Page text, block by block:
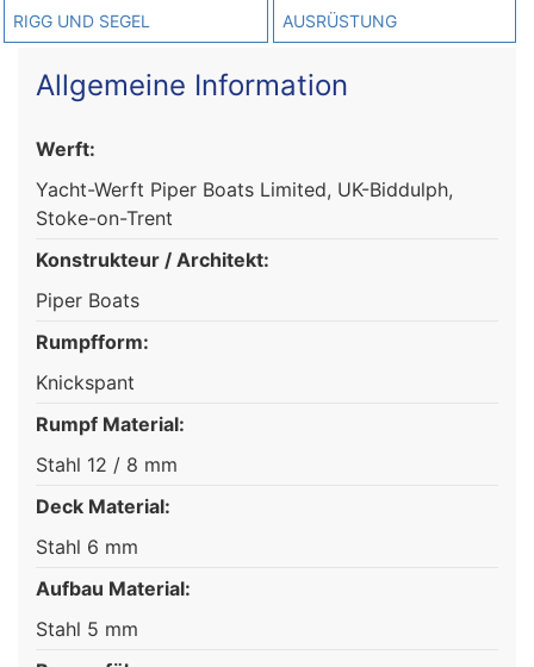
RIGG UND SEGEL AUSRÜSTUNG
Allgemeine Information
Werft:
Yacht-Werft Piper Boats Limited, UK-Biddulph,
Stoke-on-Trent
Konstrukteur / Architekt:
Piper Boats
Rumpfform:
Knickspant
Rumpf Material:
Stahl 12 / 8 mm
Deck Material:
Stahl 6 mm
Aufbau Material:
Stahl 5 mm